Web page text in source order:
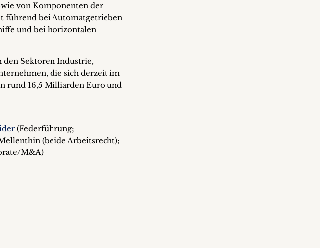
von Komponenten der
führend bei Automatgetrieben
und bei horizontalen
Sektoren Industrie,
die sich derzeit im
rund 16,5 Milliarden Euro und
(Federführung;
(beide Arbeitsrecht);
M&A)